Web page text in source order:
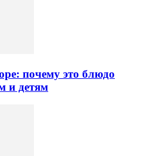
почему это блюдо
и детям